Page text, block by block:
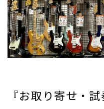
『お取り寄せ・